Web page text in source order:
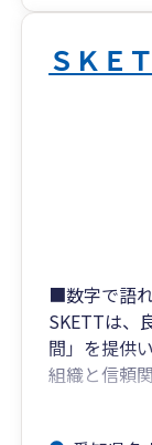
ＳＫＥ
■数字で語
SKETTは、
間」を提供
組織と信頼